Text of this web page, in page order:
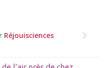
Réjouisciences